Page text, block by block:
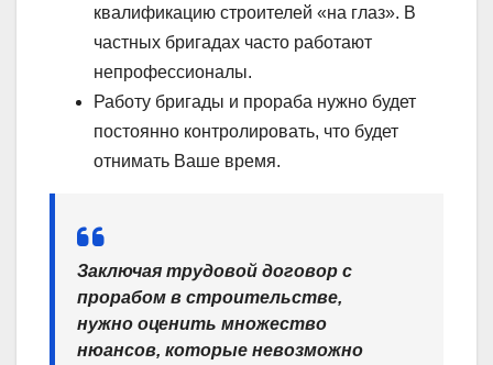
квалификацию строителей «на глаз». В
частных бригадах часто работают
непрофессионалы.
Работу бригады и прораба нужно будет
постоянно контролировать, что будет
отнимать Ваше время.
Заключая трудовой договор с
прорабом в строительстве,
нужно оценить множество
нюансов, которые невозможно